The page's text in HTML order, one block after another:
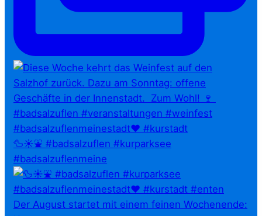
🦆☀️⛲ #badsalzuflen #kurparksee
#badsalzuflenmeine
Der August startet mit einem feinen Wochenende: